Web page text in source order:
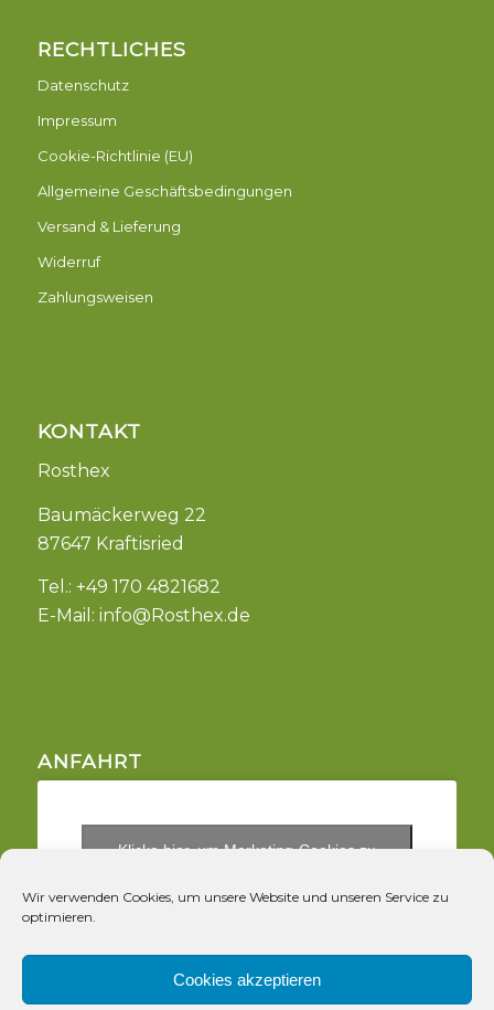
Wir verwenden Cookies, um unsere Website und unseren Service zu
optimieren.
Cookies akzeptieren
RECHTLICHES
Datenschutz
Impressum
Cookie-Richtlinie (EU)
Allgemeine Geschäftsbedingungen
Versand & Lieferung
Widerruf
Zahlungsweisen
KONTAKT
Rosthex
Baumäckerweg 22
87647 Kraftisried
Tel.: +49 170 4821682
E-Mail: info@Rosthex.de
ANFAHRT
Klicke hier, um Marketing-Cookies zu